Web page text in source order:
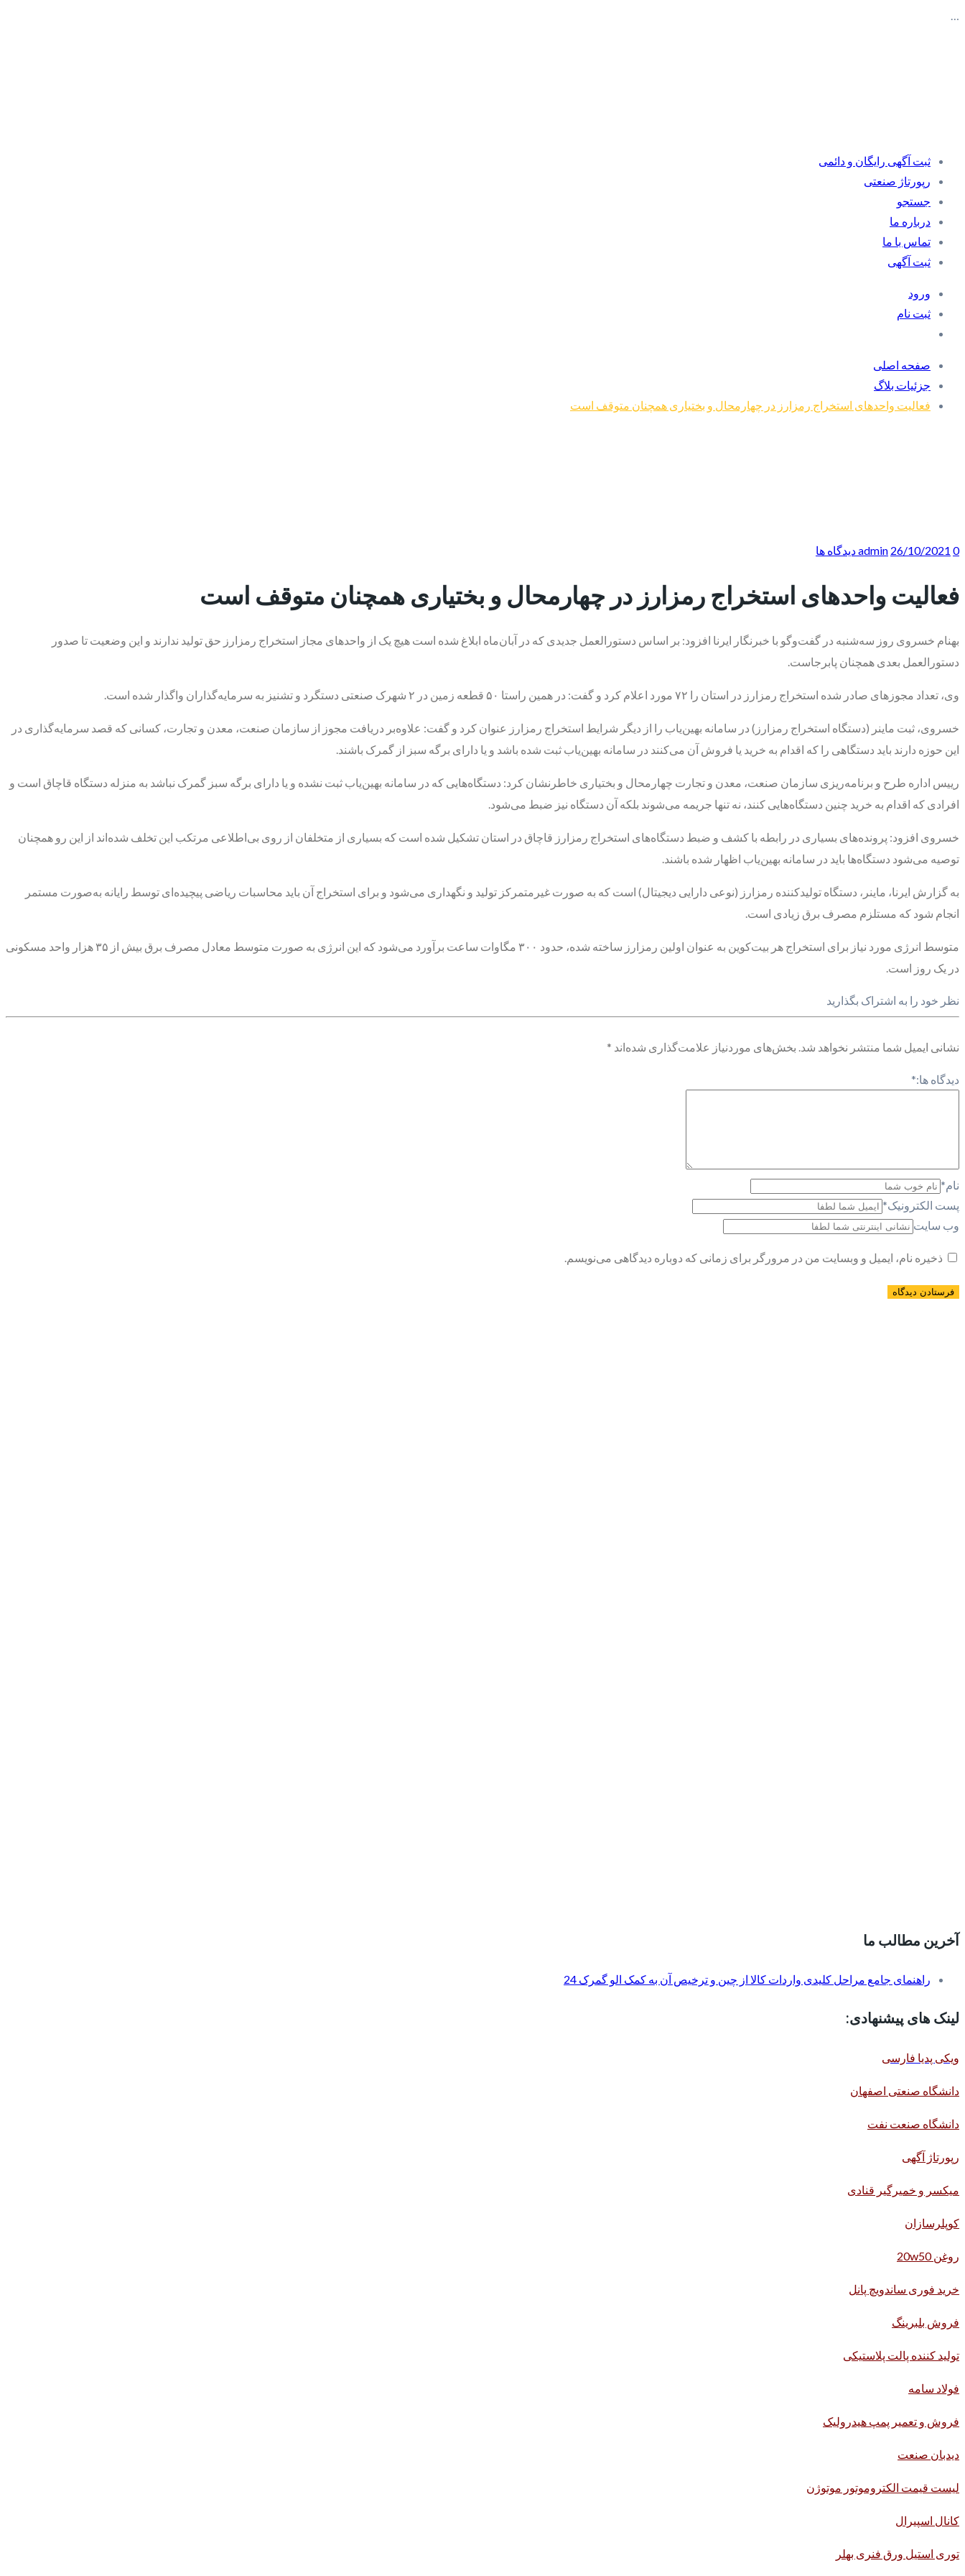
…
ثبت آگهی رایگان و دائمی
رپورتاژ صنعتی
جستجو
درباره ما
تماس با ما
ثبت آگهی
ورود
ثبت نام
صفحه اصلی
جزئیات بلاگ
فعالیت واحدهای استخراج رمزارز در چهارمحال و بختیاری همچنان متوقف است
admin 26/10/2021 0 دیدگاه ها
فعالیت واحدهای استخراج رمزارز در چهارمحال و بختیاری همچنان متوقف است
بهنام خسروی روز سه‌شنبه در گفت‌وگو با خبرنگار ایرنا افزود: بر اساس دستورالعمل جدیدی که در آبان‌ماه ابلاغ شده است هیچ یک از واحدهای مجاز استخراج رمزارز حق تولید ندارند و این وضعیت تا صدور
دستورالعمل بعدی همچنان پابرجاست.
وی، تعداد مجوزهای صادر شده استخراج رمزارز در استان را ۷۲ مورد اعلام کرد و گفت: در همین راستا ۵۰ قطعه زمین در ۲ شهرک صنعتی دستگرد و تشنیز به سرمایه‌گذاران واگذار شده است.
خسروی، ثبت ماینر (دستگاه استخراج رمزارز) در سامانه بهین‌یاب را از دیگر شرایط استخراج رمزارز عنوان کرد و گفت: علاوه‌بر دریافت مجوز از سازمان صنعت، معدن و تجارت، کسانی که قصد سرمایه‌گذاری در
این حوزه دارند باید دستگاهی را که اقدام به خرید یا فروش آن می‌کنند در سامانه بهین‌یاب ثبت شده باشد و یا دارای برگه سبز از گمرک باشند.
رییس اداره طرح و برنامه‌ریزی سازمان صنعت، معدن و تجارت چهارمحال و بختیاری خاطرنشان کرد: دستگاه‌هایی که در سامانه بهین‌یاب ثبت نشده و یا دارای برگه سبز گمرک نباشد به منزله دستگاه قاچاق است و
افرادی که اقدام به خرید چنین دستگاه‌هایی کنند، نه تنها جریمه می‌شوند بلکه آن دستگاه نیز ضبط می‌شود.
خسروی افزود: پرونده‌های بسیاری در رابطه با کشف و ضبط دستگاه‌های استخراج رمزارز قاچاق در استان تشکیل شده است که بسیاری از متخلفان از روی بی‌اطلاعی مرتکب این تخلف شده‌اند از این رو همچنان
توصیه می‌شود دستگاه‌ها باید در سامانه بهین‌یاب اظهار شده باشند.
به گزارش ایرنا، ماینر، دستگاه تولیدکننده رمزارز (نوعی دارایی دیجیتال) است که به صورت غیرمتمرکز تولید و نگهداری می‌شود و برای استخراج آن باید محاسبات ریاضی پیچیده‌ای توسط رایانه به‌صورت مستمر
انجام شود که مستلزم مصرف برق زیادی است.
متوسط انرژی مورد نیاز برای استخراج هر بیت‌کوین به عنوان اولین رمزارز ساخته شده، حدود ۳۰۰ مگاوات ساعت برآورد می‌شود که این انرژی به صورت متوسط معادل مصرف برق بیش از ۳۵ هزار واحد مسکونی
در یک روز است.
نظر خود را به اشتراک بگذارید
نشانی ایمیل شما منتشر نخواهد شد. بخش‌های موردنیاز علامت‌گذاری شده‌اند *
دیدگاه ها:*
نام*
پست الکترونیک*
وب سایت
ذخیره نام، ایمیل و وبسایت من در مرورگر برای زمانی که دوباره دیدگاهی می‌نویسم.
آخرین مطالب ما
راهنمای جامع مراحل کلیدی واردات کالا از چین و ترخیص آن به کمک الو گمرک 24
لینک های پیشنهادی:
ویکی پدیا فارسی
دانشگاه صنعتی اصفهان
دانشگاه صنعت نفت
رپورتاژ آگهی
میکسر و خمیرگیر قنادی
کوپلرسازان
روغن 20w50
خرید فوری ساندویچ پانل
فروش بلبرینگ
تولید کننده پالت پلاستیکی
فولاد سامه
فروش و تعمیر پمپ هیدرولیک
دیدبان صنعت
لیست قیمت الکتروموتور موتوژن
کانال اسپیرال
توری استیل ورق فنری بهلر